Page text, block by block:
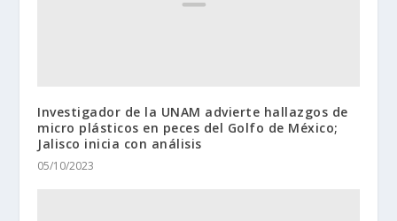
Investigador de la UNAM advierte hallazgos de
micro plásticos en peces del Golfo de México;
Jalisco inicia con análisis
05/10/2023